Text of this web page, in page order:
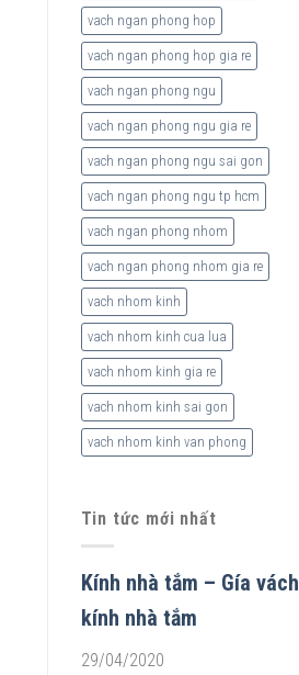
vach ngan phong hop
vach ngan phong hop gia re
vach ngan phong ngu
vach ngan phong ngu gia re
vach ngan phong ngu sai gon
vach ngan phong ngu tp hcm
vach ngan phong nhom
vach ngan phong nhom gia re
vach nhom kinh
vach nhom kinh cua lua
vach nhom kinh gia re
vach nhom kinh sai gon
vach nhom kinh van phong
Tin tức mới nhất
Kính nhà tắm – Gía vách
kính nhà tắm
29/04/2020